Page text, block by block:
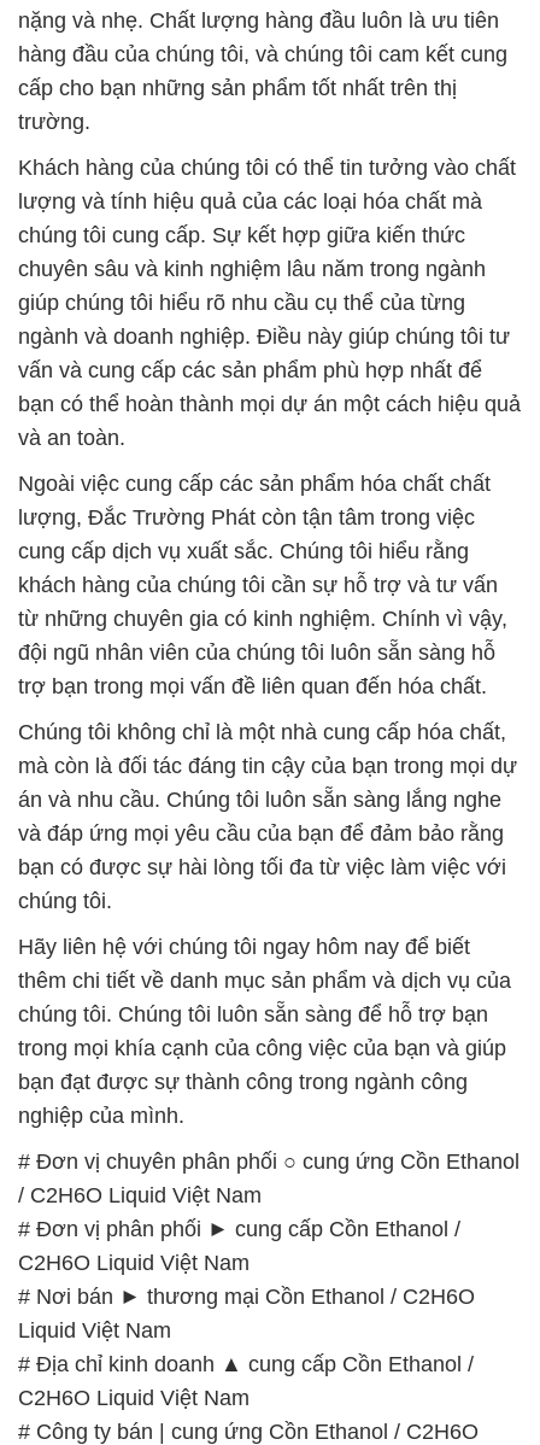
nặng và nhẹ. Chất lượng hàng đầu luôn là ưu tiên
hàng đầu của chúng tôi, và chúng tôi cam kết cung
cấp cho bạn những sản phẩm tốt nhất trên thị
trường.
Khách hàng của chúng tôi có thể tin tưởng vào chất
lượng và tính hiệu quả của các loại hóa chất mà
chúng tôi cung cấp. Sự kết hợp giữa kiến thức
chuyên sâu và kinh nghiệm lâu năm trong ngành
giúp chúng tôi hiểu rõ nhu cầu cụ thể của từng
ngành và doanh nghiệp. Điều này giúp chúng tôi tư
vấn và cung cấp các sản phẩm phù hợp nhất để
bạn có thể hoàn thành mọi dự án một cách hiệu quả
và an toàn.
Ngoài việc cung cấp các sản phẩm hóa chất chất
lượng, Đắc Trường Phát còn tận tâm trong việc
cung cấp dịch vụ xuất sắc. Chúng tôi hiểu rằng
khách hàng của chúng tôi cần sự hỗ trợ và tư vấn
từ những chuyên gia có kinh nghiệm. Chính vì vậy,
đội ngũ nhân viên của chúng tôi luôn sẵn sàng hỗ
trợ bạn trong mọi vấn đề liên quan đến hóa chất.
Chúng tôi không chỉ là một nhà cung cấp hóa chất,
mà còn là đối tác đáng tin cậy của bạn trong mọi dự
án và nhu cầu. Chúng tôi luôn sẵn sàng lắng nghe
và đáp ứng mọi yêu cầu của bạn để đảm bảo rằng
bạn có được sự hài lòng tối đa từ việc làm việc với
chúng tôi.
Hãy liên hệ với chúng tôi ngay hôm nay để biết
thêm chi tiết về danh mục sản phẩm và dịch vụ của
chúng tôi. Chúng tôi luôn sẵn sàng để hỗ trợ bạn
trong mọi khía cạnh của công việc của bạn và giúp
bạn đạt được sự thành công trong ngành công
nghiệp của mình.
# Đơn vị chuyên phân phối ○ cung ứng Cồn Ethanol
/ C2H6O Liquid Việt Nam
# Đơn vị phân phối ► cung cấp Cồn Ethanol /
C2H6O Liquid Việt Nam
# Nơi bán ► thương mại Cồn Ethanol / C2H6O
Liquid Việt Nam
# Địa chỉ kinh doanh ▲ cung cấp Cồn Ethanol /
C2H6O Liquid Việt Nam
# Công ty bán | cung ứng Cồn Ethanol / C2H6O